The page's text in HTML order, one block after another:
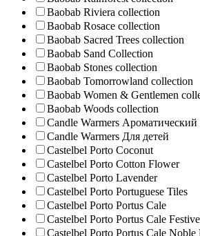
Baobab Riviera collection
Baobab Rosace collection
Baobab Sacred Trees collection
Baobab Sand Collection
Baobab Stones collection
Baobab Tomorrowland collection
Baobab Women & Gentlemen
Baobab Woods collection
Candle Warmers Ароматический
Candle Warmers Для детей
Castelbel Porto Coconut
Castelbel Porto Cotton Flower
Castelbel Porto Lavender
Castelbel Porto Portuguese Tiles
Castelbel Porto Portus Cale
Castelbel Porto Portus Cale
Castelbel Porto Portus Cale Noble